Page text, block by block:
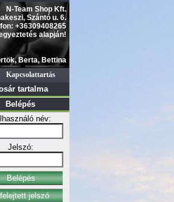
N-Team Shop Kft.
Szántó u. 6.
+36309408265
alapján!
Berta, Bettina
Kapcsolattartás
tartalma
Belépés
név:
Jelszó: